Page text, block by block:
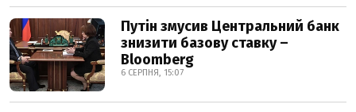
Путін змусив Центральний банк
знизити базову ставку –
Bloomberg
6 СЕРПНЯ, 15:07